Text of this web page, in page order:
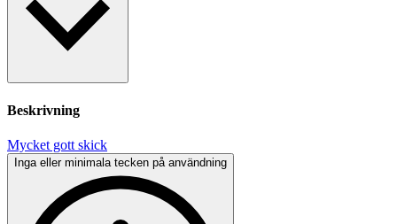
Beskrivning
Mycket gott skick
Inga eller minimala tecken på användning